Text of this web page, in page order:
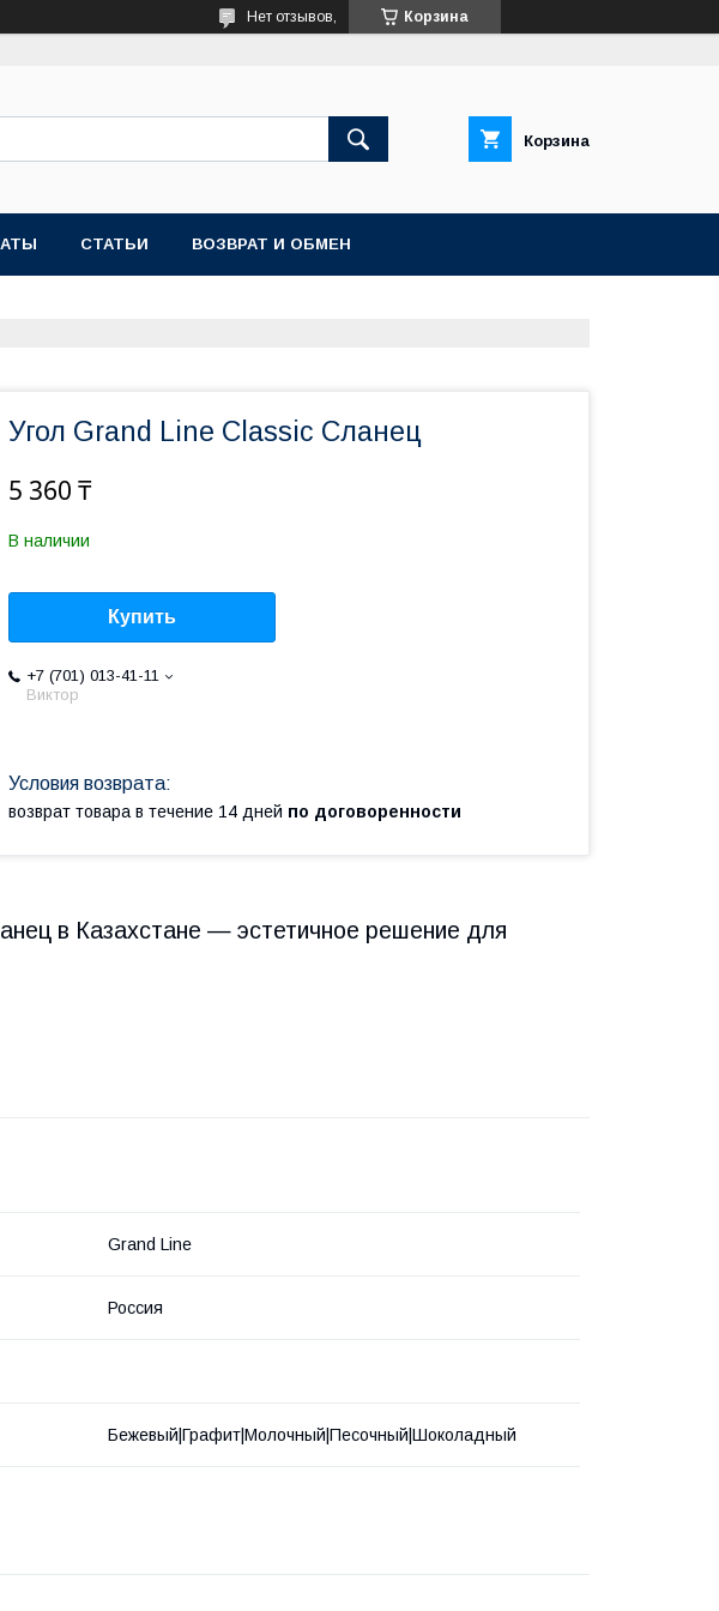
Корзина
Нет отзывов,
Корзина
СТАТЬИ ВОЗВРАТ И ОБМЕН
Угол Grand Line Classic Сланец
5 360 ₸
В наличии
Купить
+7 (701) 013-41-11
Виктор
возврат товара в течение 14 дней по договоренности
в Казахстане — эстетичное решение для
Grand Line
Россия
Бежевый|Графит|Молочный|Песочный|Шоколадный